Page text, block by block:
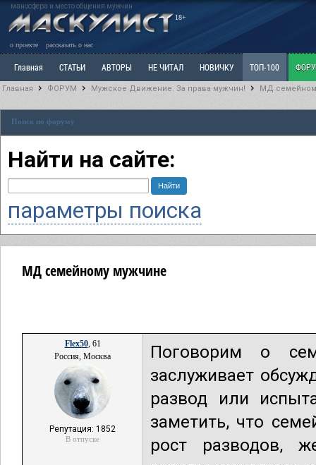
маносфера и место общения мужчин
18+
о проекте рассказать о нас
Главная СТАТЬИ АВТОРЫ НЕ ЧИТАЛ НОВИЧКУ ТОП-100
Ветка: Расстаюсь или Развожусь. САНЧАС Ветка: Наболевшее. Выскажись!
РАЗДЕЛ: Разное
Главная ФОРУМ Мужское Движение. За права мужчин! МД
Поиск по форуму
Найти на сайте:
параметры поиска
МД семейному мужчине
Flex50, 61
Россия, Москва
Репутация: 1852
В отпуске
Поговорим о
заслуживает
развод или
заметить, что
рост разводов,